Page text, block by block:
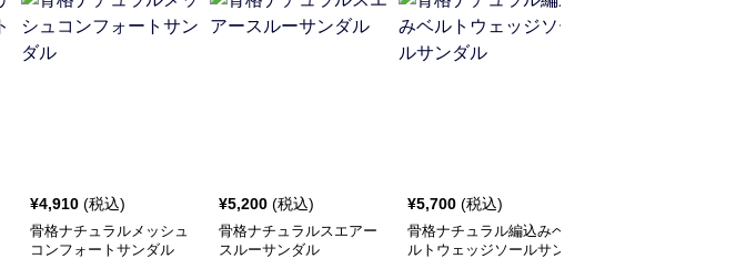
¥4,910 (税込)
骨格ナチュラルメッシュ
コンフォートサンダル
¥5,200 (税込)
骨格ナチュラルスエアー
スルーサンダル
¥5,700 (税込)
骨格ナチュラル編込みベ
ルトウェッジソールサン